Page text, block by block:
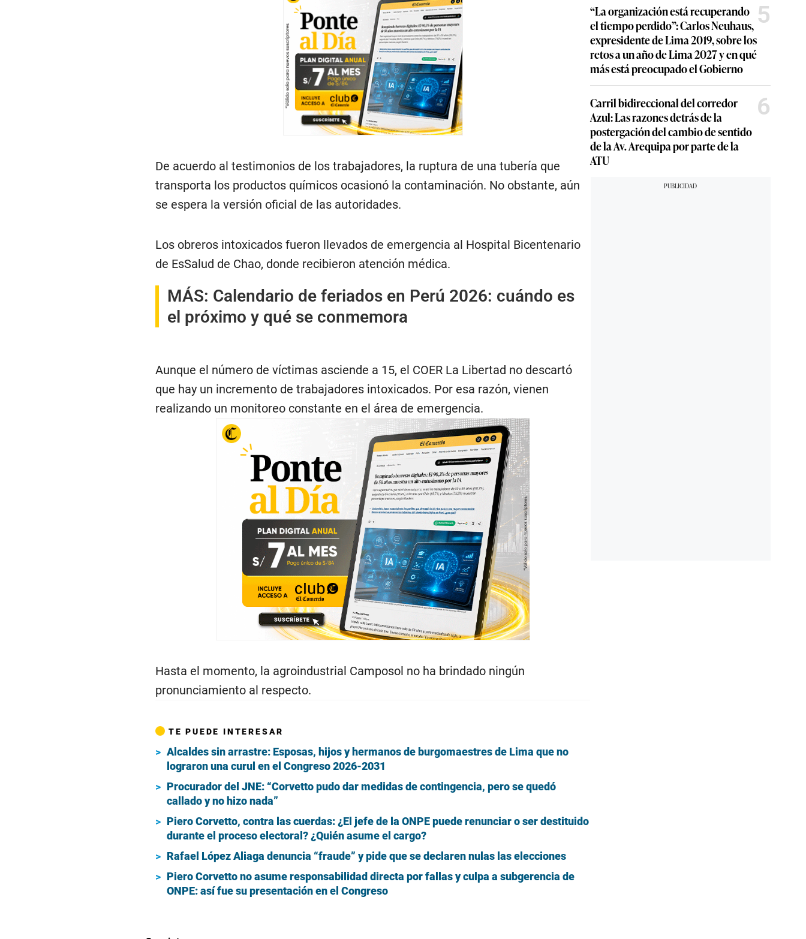
De acuerdo al testimonios de los trabajadores, la ruptura de una tubería que
transporta los productos químicos ocasionó la contaminación. No obstante, aún
se espera la versión oficial de las autoridades.
Los obreros intoxicados fueron llevados de emergencia al Hospital Bicentenario
de EsSalud de Chao, donde recibieron atención médica.
MÁS: Calendario de feriados en Perú 2026: cuándo es
el próximo y qué se conmemora
Aunque el número de víctimas asciende a 15, el COER La Libertad no descartó
que hay un incremento de trabajadores intoxicados. Por esa razón, vienen
realizando un monitoreo constante en el área de emergencia.
Hasta el momento, la agroindustrial Camposol no ha brindado ningún
pronunciamiento al respecto.
TE PUEDE INTERESAR
Alcaldes sin arrastre: Esposas, hijos y hermanos de burgomaestres de Lima que no
lograron una curul en el Congreso 2026-2031
Procurador del JNE: “Corvetto pudo dar medidas de contingencia, pero se quedó
callado y no hizo nada”
Piero Corvetto, contra las cuerdas: ¿El jefe de la ONPE puede renunciar o ser destituido
durante el proceso electoral? ¿Quién asume el cargo?
Rafael López Aliaga denuncia “fraude” y pide que se declaren nulas las elecciones
Piero Corvetto no asume responsabilidad directa por fallas y culpa a subgerencia de
ONPE: así fue su presentación en el Congreso
“La organización está recuperando
el tiempo perdido”: Carlos Neuhaus,
expresidente de Lima 2019, sobre los
retos a un año de Lima 2027 y en qué
más está preocupado el Gobierno
5
Carril bidireccional del corredor
Azul: Las razones detrás de la
postergación del cambio de sentido
de la Av. Arequipa por parte de la
ATU
6